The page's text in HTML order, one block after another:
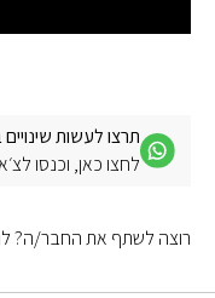
תרצו לעשות
לחצו כאן, וכנסו
רוצה לשתף את החבר/ה?